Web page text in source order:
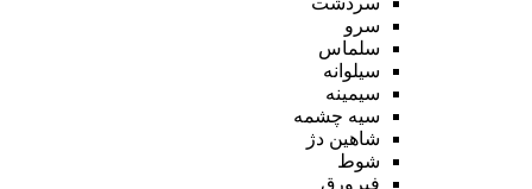
سرو
سلماس
سیلوانه
سیمینه
سیه چشمه
شاهین دژ
شوط
فیرورق